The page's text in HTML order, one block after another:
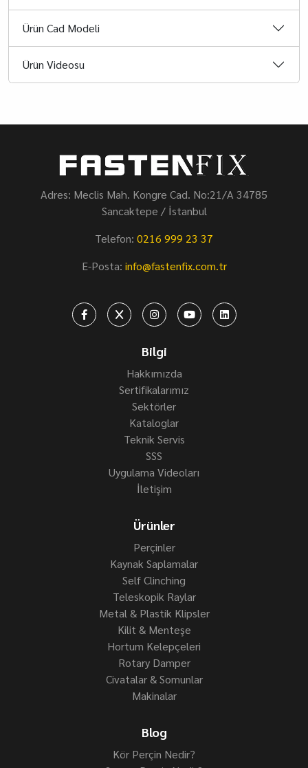
Ürün Cad Modeli
Ürün Videosu
Adres: Meclis Mah. Kongre Cad. No:21/A 34785
Sancaktepe / İstanbul
Telefon: 0216 999 23 37
E-Posta: info@fastenfix.com.tr
Bilgi
Hakkımızda
Sertifikalarımız
Sektörler
Kataloglar
Teknik Servis
SSS
Uygulama Videoları
İletişim
Ürünler
Perçinler
Kaynak Saplamalar
Self Clinching
Teleskopik Raylar
Metal & Plastik Klipsler
Kilit & Menteşe
Hortum Kelepçeleri
Rotary Damper
Civatalar & Somunlar
Makinalar
Blog
Kör Perçin Nedir?